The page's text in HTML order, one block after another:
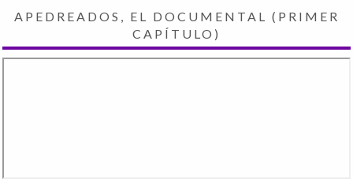
APEDREADOS, EL DOCUMENTAL (PRIMER
CAPÍTULO)